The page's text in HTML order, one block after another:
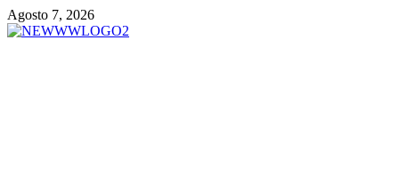
Vai
al
Agosto 7, 2026